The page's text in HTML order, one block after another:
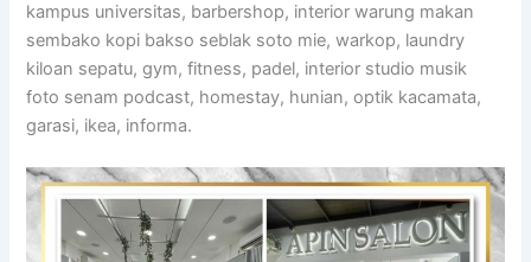
kampus universitas, barbershop, interior warung makan
sembako kopi bakso seblak soto mie, warkop, laundry
kiloan sepatu, gym, fitness, padel, interior studio musik
foto senam podcast, homestay, hunian, optik kacamata,
garasi, ikea, informa.